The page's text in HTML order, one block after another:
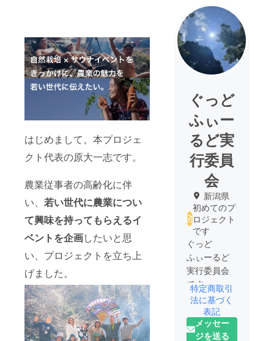
はじめまして。本プロジェ
クト代表の原大一志です。
農業従事者の高齢化に伴
い、 若い世代に農業につい
て興味を持ってもらえるイ
ベントを企画したいと思
い、プロジェクトを立ち上
げました。
ぐっど
ふぃー
るど実
行委員
会
新潟県
初めてのプ
ロジェクト
です
ぐっど
ふぃーるど
実行委員会
です。
イケてる農
業で日本を
元気にしま
す！
特定商取引
法に基づく
表記
メッセー
ジを送る